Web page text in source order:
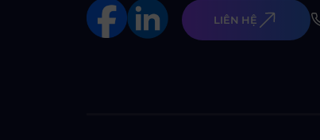
LIÊN HỆ